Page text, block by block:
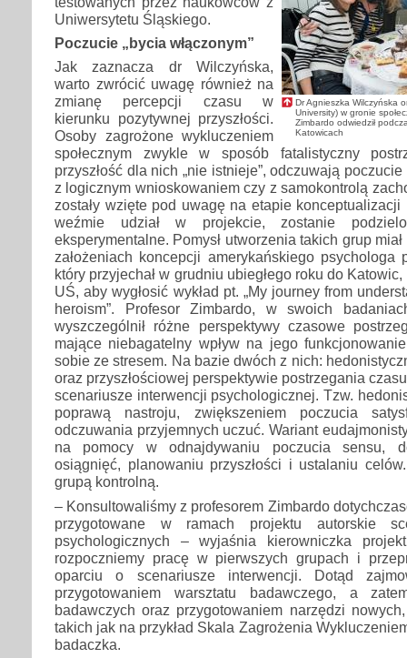
Dr Agnieszka Wilczyńska
University) w gronie
Zimbardo odwiedził
Katowicach
Uniwersytetu Śląskiego.
Poczucie „bycia włączonym”
Jak zaznacza dr Wilczyńska,
warto zwrócić uwagę również na
zmianę percepcji czasu w
kierunku pozytywnej przyszłości.
Osoby zagrożone wykluczeniem
społecznym zwykle w sposób fatalistyczny
przyszłość dla nich „nie istnieje”, odczuwają
z logicznym wnioskowaniem czy z samokontrolą
zostały wzięte pod uwagę na etapie konceptualizacji
weźmie udział w projekcie, zostanie
eksperymentalne. Pomysł utworzenia takich grup
założeniach koncepcji amerykańskiego psychologa
który przyjechał w grudniu ubiegłego roku do
UŚ, aby wygłosić wykład pt. „My journey from
heroism”. Profesor Zimbardo, w swoich
wyszczególnił różne perspektywy czasowe
mające niebagatelny wpływ na jego
sobie ze stresem. Na bazie dwóch z nich:
oraz przyszłościowej perspektywie postrzegania
scenariusze interwencji psychologicznej. Tzw.
poprawą nastroju, zwiększeniem poczucia
odczuwania przyjemnych uczuć. Wariant
na pomocy w odnajdywaniu poczucia sensu,
osiągnięć, planowaniu przyszłości i ustalaniu
grupą kontrolną.
– Konsultowaliśmy z profesorem Zimbardo
przygotowane w ramach projektu autorskie
psychologicznych – wyjaśnia kierowniczka
rozpoczniemy pracę w pierwszych grupach i
oparciu o scenariusze interwencji. Dotąd
przygotowaniem warsztatu badawczego, a
badawczych oraz przygotowaniem narzędzi
takich jak na przykład Skala Zagrożenia
badaczka.